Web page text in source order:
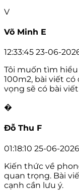
V
Võ Minh E
12:33:45 23-06-
Tôi muốn tìm
100m2, bài viết
vọng sẽ có bài
�
Đỗ Thu F
01:18:10 25-06-2026
Kiến thức về
quan trọng. Bài
cạnh cần lưu ý.